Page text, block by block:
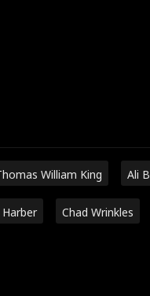
William King Ali
Chad Wrinkles